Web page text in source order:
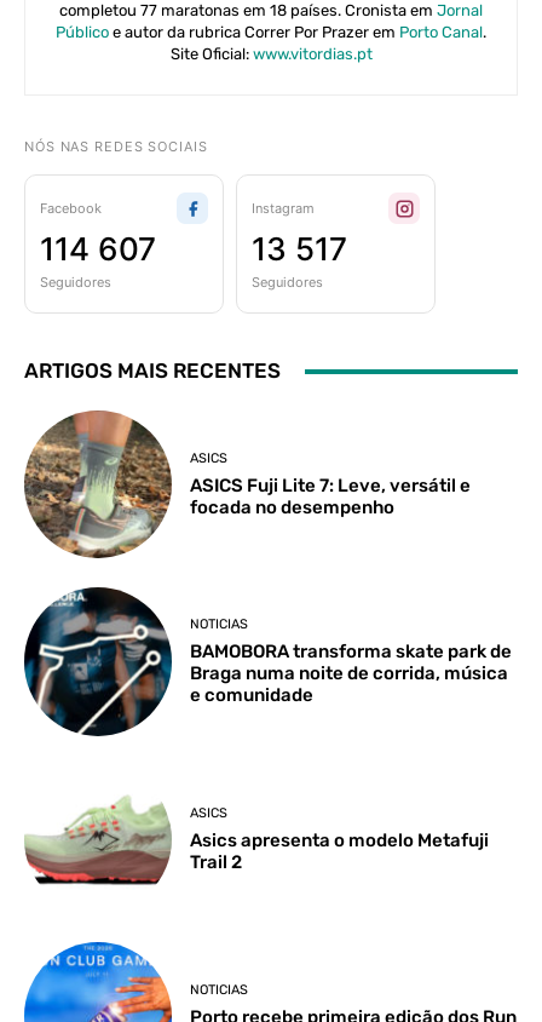
completou 77 maratonas em 18 países. Cronista em Jornal
Público e autor da rubrica Correr Por Prazer em Porto Canal.
Site Oficial: www.vitordias.pt
NÓS NAS REDES SOCIAIS
Facebook
114 607
Seguidores
Instagram
13 517
Seguidores
ARTIGOS MAIS RECENTES
ASICS
ASICS Fuji Lite 7: Leve, versátil e
focada no desempenho
NOTICIAS
BAMOBORA transforma skate park de
Braga numa noite de corrida, música
e comunidade
ASICS
Asics apresenta o modelo Metafuji
Trail 2
NOTICIAS
Porto recebe primeira edição dos Run